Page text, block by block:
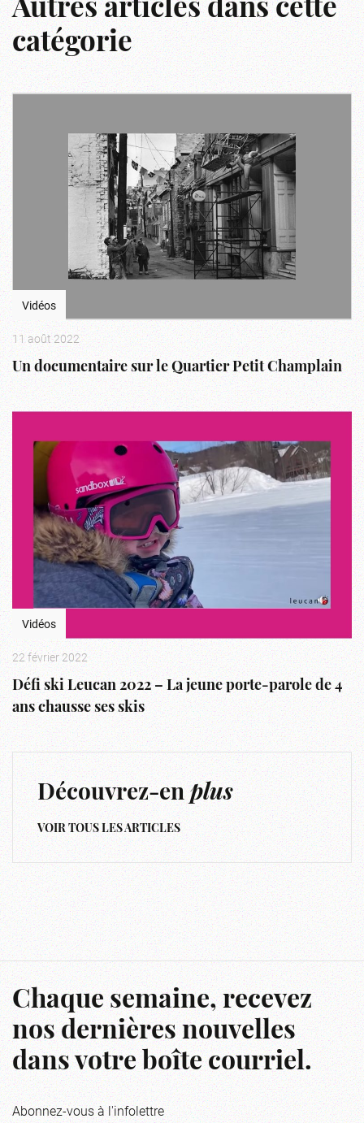
Autres articles dans cette
catégorie
Vidéos
11 août 2022
Un documentaire sur le Quartier Petit Champlain
Vidéos
22 février 2022
Défi ski Leucan 2022 – La jeune porte-parole de 4
ans chausse ses skis
Découvrez-enplus
VOIR TOUS LES ARTICLES
Chaque semaine, recevez
nos dernières nouvelles
dans votre boîte courriel.
Abonnez-vous à l'infolettre